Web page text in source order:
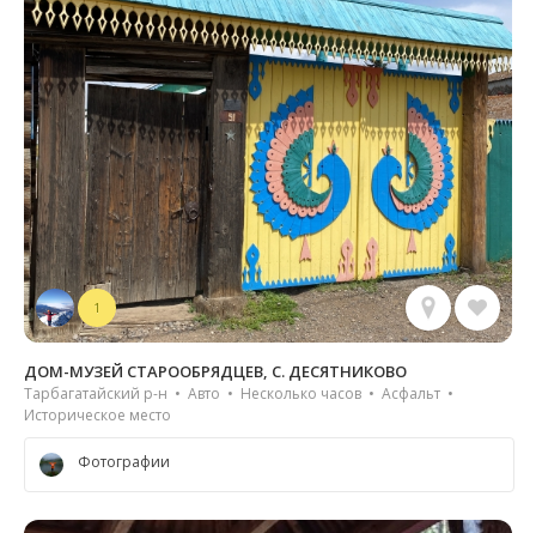
1
ДОМ-МУЗЕЙ СТАРООБРЯДЦЕВ, С. ДЕСЯТНИКОВО
Тарбагатайский р-н • Авто • Несколько часов • Асфальт •
Историческое место
Фотографии